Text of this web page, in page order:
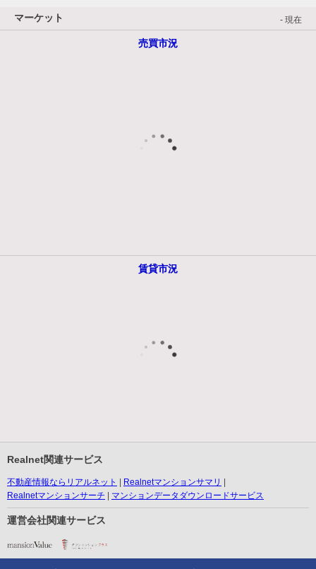
マーケット - 現在
売買市況
賃貸市況
Realnet関連サービス
不動産情報ならリアルネット
Realnetマンションサマリ
Realnetマンションサーチ
マンションデータダウンロードサービス
運営会社関連サービス